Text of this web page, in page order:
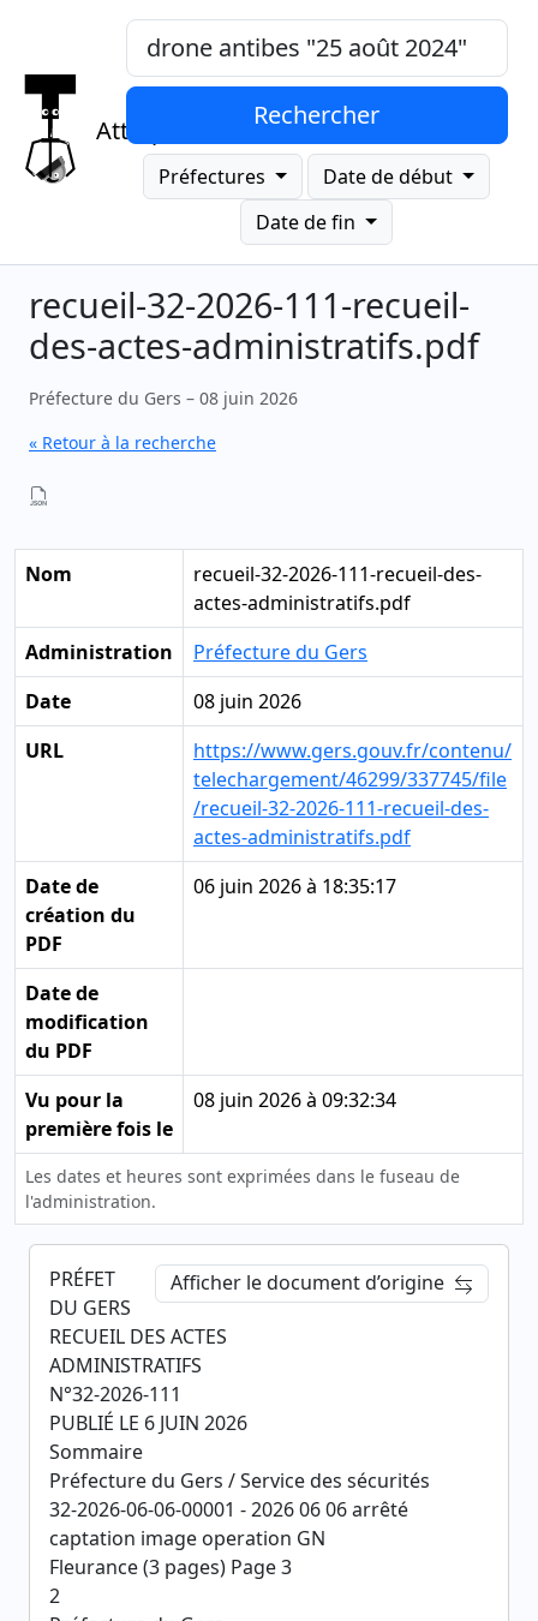
Attrap
Mots-clés, "expression exacte"
Rechercher
Préfectures
Date de début
Date de fin
recueil-32-2026-111-recueil-
des-actes-administratifs.pdf
Préfecture du Gers – 08 juin 2026
« Retour à la recherche
Nom
recueil-32-2026-111-recueil-des-
actes-administratifs.pdf
Administration
Préfecture du Gers
Date
08 juin 2026
URL
https://www.gers.gouv.fr/contenu/
telechargement/46299/337745/file
/recueil-32-2026-111-recueil-des-
actes-administratifs.pdf
Date de
création du
PDF
06 juin 2026 à 18:35:17
Date de
modification
du PDF
Vu pour la
première fois le
08 juin 2026 à 09:32:34
Les dates et heures sont exprimées dans le fuseau de
l'administration.
Afficher le document d’origine
PRÉFET
DU GERS
RECUEIL DES ACTES
ADMINISTRATIFS
N°32-2026-111
PUBLIÉ LE 6 JUIN 2026
Sommaire
Préfecture du Gers / Service des sécurités
32-2026-06-06-00001 - 2026 06 06 arrêté
captation image operation GN
Fleurance (3 pages) Page 3
2